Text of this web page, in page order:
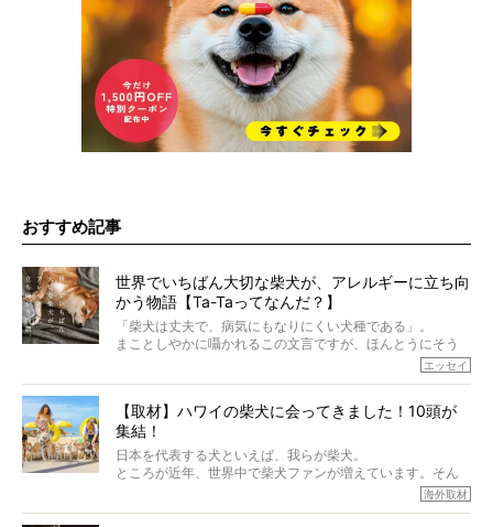
おすすめ記事
世界でいちばん大切な柴犬が、アレルギーに立ち向
かう物語【Ta-Taってなんだ？】
「柴犬は丈夫で、病気にもなりにくい犬種である」。
まことしやかに囁かれるこの文言ですが、ほんとうにそう
でも、いざそれぞれの個体を見ていくと、丈夫で病気にも
なりにくい、とは言えないような気もするのです。
実際に「病気にならない」などということはないし、飼い
主はそのためにやるべきことがある。
今回は、柴犬に関わる方たちすべてに読んで欲しい、ある
エッセイ
【取材】ハワイの柴犬に会ってきました！10頭が
集結！
日本を代表する犬といえば、我らが柴犬。
ところが近年、世界中で柴犬ファンが増えています。そん
な中「柴犬ライフ」が目をつけたのは、南の楽園ハワイ。
海外取材